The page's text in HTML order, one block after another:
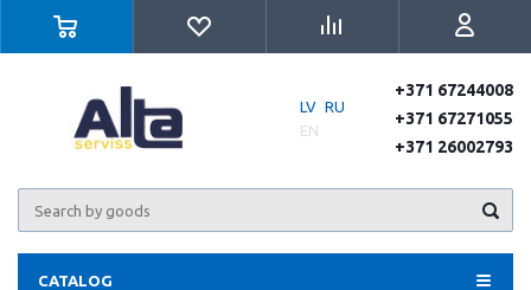
LV RU
EN
+371 67244008
+371 67271055
+371 26002793
CATALOG